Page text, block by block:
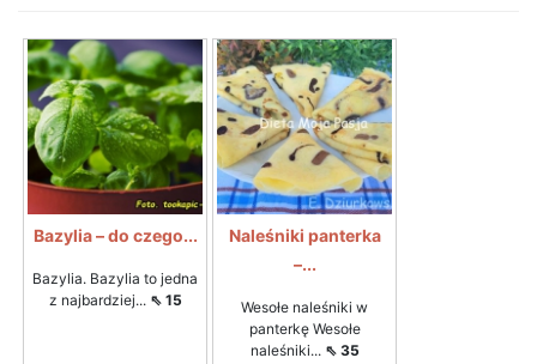
Bazylia – do czego...
Bazylia. Bazylia to jedna
z najbardziej... ⇖ 15
Naleśniki panterka
–...
Wesołe naleśniki w
panterkę Wesołe
naleśniki... ⇖ 35